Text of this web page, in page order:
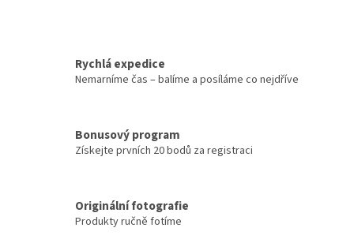
Rychlá expedice
Nemarníme čas – balíme a posíláme co nejdříve
Bonusový program
Získejte prvních 20 bodů za registraci
Originální fotografie
Produkty ručně fotíme